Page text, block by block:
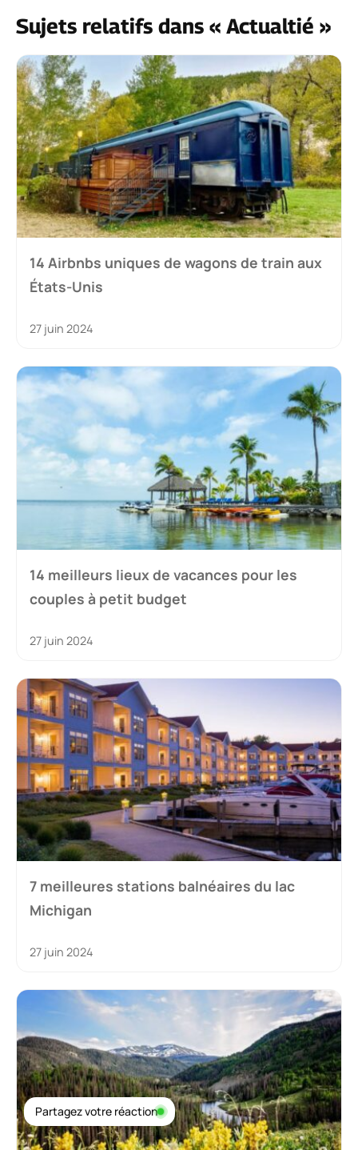
Sujets relatifs dans « Actualtié »
14 Airbnbs uniques de wagons de train aux
États-Unis
27 juin 2024
14 meilleurs lieux de vacances pour les
couples à petit budget
27 juin 2024
7 meilleures stations balnéaires du lac
Michigan
27 juin 2024
Partagez votre réaction